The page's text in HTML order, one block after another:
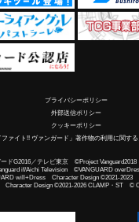
プライバシーポリシー
外部送信ポリシー
クッキーポリシー
ファイト!! ヴァンガード」著作物の利用に関す
ドG2016／テレビ東京 ©Project Vanguard2018
if/Aichi Television ©VANGUARD
will+Dress Character Design ©2021-
Character Design ©2021-2026 CLAMP・ST ©